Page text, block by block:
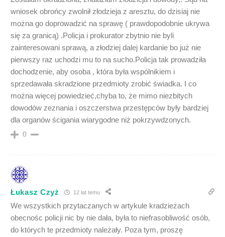
wniosek obrońcy zwolnił złodzieja z aresztu, do dzisiaj nie
można go doprowadzić na sprawę ( prawdopodobnie ukrywa
się za granicą) .Policja i prokurator zbytnio nie byli
zainteresowani sprawą, a złodziej dalej kardanie bo już nie
pierwszy raz uchodzi mu to na sucho.Policja tak prowadziła
dochodzenie, aby osoba , która była wspólnikiem i
sprzedawała skradzione przedmioty zrobić świadka. I co
można więcej powiedzieć,chyba to, że mimo niezbitych
dowodów zeznania i oszczerstwa przestępców były bardziej
dla organów ścigania wiarygodne niż pokrzywdzonych.
0
Łukasz Czyż 12 lat temu
We wszystkich przytaczanych w artykule kradzieżach
obecnośc policji nic by nie dała, była to niefrasobliwość osób,
do których te przedmioty należały. Poza tym, proszę